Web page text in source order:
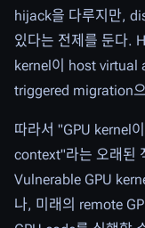
hijack을 다루지만,
있다는 전제를 둔다.
kernel이 host virtual
triggered migration
따라서 "GPU kernel
context"라는 오래된
Vulnerable GPU
나, 미래의 remote